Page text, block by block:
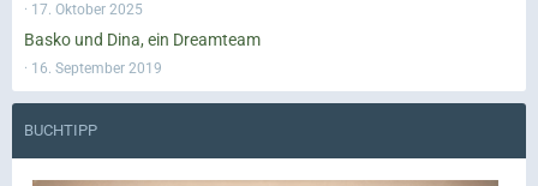
17. Oktober 2025
Basko und Dina, ein Dreamteam
16. September 2019
BUCHTIPP